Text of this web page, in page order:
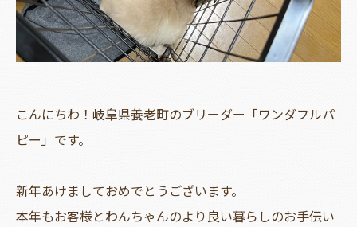
こんにちわ！岐阜県養老町のブリーダー「ワンダフルパ
ピー」です。
新年あけましておめでとうございます。
本年もお客様とわんちゃんのより良い暮らしのお手伝い